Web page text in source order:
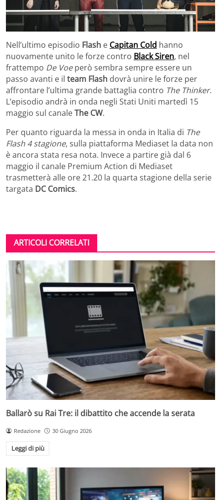
Nell’ultimo episodio Flash e Capitan Cold hanno
nuovamente unito le forze contro BlackSiren, nel
frattempo De Voeperò sembra sempre essere un
passo avanti e il team Flash dovrà unire le forze per
affrontare l’ultima grande battaglia contro The Thinker.
L’episodio andrà in onda negli Stati Uniti martedì 15
maggio sul canaleThe CW.
Per quanto riguarda la messa in onda in Italia di The
Flash 4 stagione, sulla piattaforma Mediaset la data non
è ancora stata resa nota. Invece a partire già dal 6
maggio il canale Premium Action di Mediaset
trasmetterà alle ore 21.20 la quarta stagione della serie
targata DC Comics.
ARTICOLI CORRELATI
Ballarò su Rai Tre: il dibattito che accende la serata
Redazione 30 Giugno 2026
Leggi di più